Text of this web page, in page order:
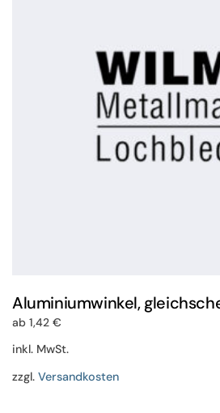
können
auf
der
Produktseite
gewählt
werden
Aluminiumwinkel,
ab 1,42 €
inkl. MwSt.
zzgl. Versandkosten